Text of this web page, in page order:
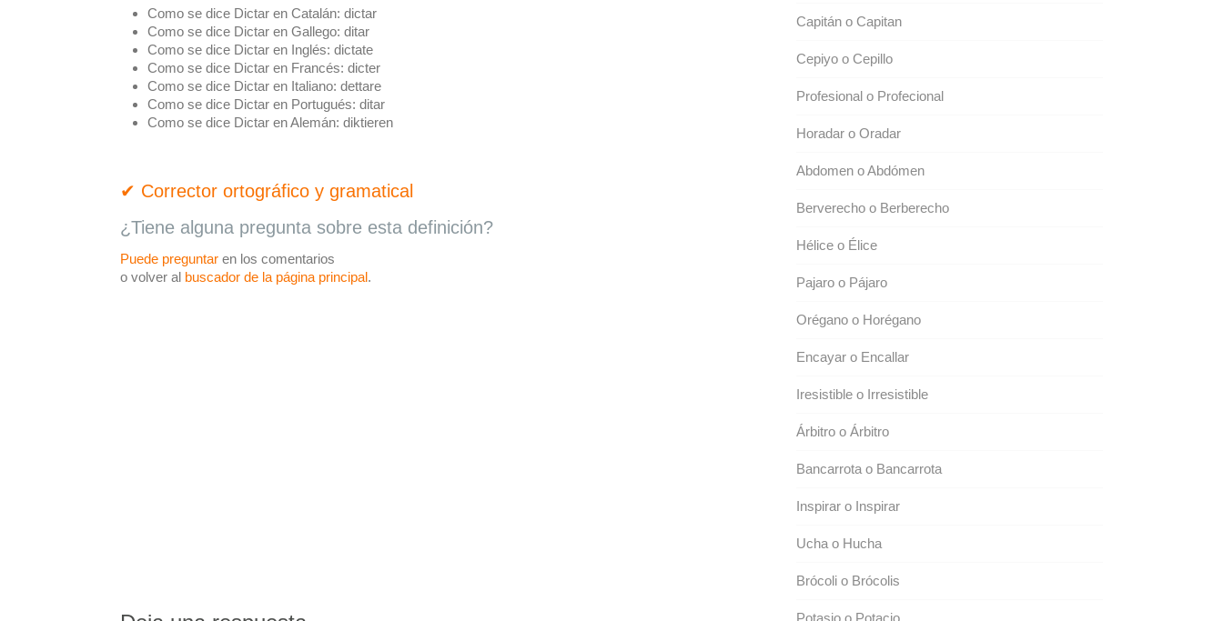
Como se dice Dictar en Catalán: dictar
Como se dice Dictar en Gallego: ditar
Como se dice Dictar en Inglés: dictate
Como se dice Dictar en Francés: dicter
Como se dice Dictar en Italiano: dettare
Como se dice Dictar en Portugués: ditar
Como se dice Dictar en Alemán: diktieren
✔ Corrector ortográfico y gramatical
¿Tiene alguna pregunta sobre esta definición?
Puede preguntar en los comentarios
o volver al buscador de la página principal.
Capitán o Capitan
Cepiyo o Cepillo
Profesional o Profecional
Horadar o Oradar
Abdomen o Abdómen
Berverecho o Berberecho
Hélice o Élice
Pajaro o Pájaro
Orégano o Horégano
Encayar o Encallar
Iresistible o Irresistible
Árbitro o Árbitro
Bancarrota o Bancarrota
Inspirar o Inspirar
Ucha o Hucha
Brócoli o Brócolis
Potasio o Potacio